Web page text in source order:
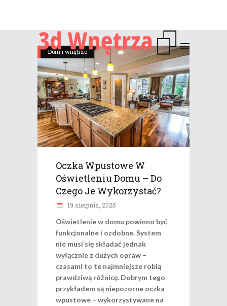
Dom i wnętrze
Oczka Wpustowe W
Oświetleniu Domu – Do
Czego Je Wykorzystać?
19 sierpnia, 2025
Oświetlenie w domu powinno być
funkcjonalne i ozdobne. System
nie musi się składać jednak
wyłącznie z dużych opraw –
czasami to te najmniejsze robią
prawdziwą różnicę. Dobrym tego
przykładem są niepozorne oczka
wpustowe – wykorzystywane na